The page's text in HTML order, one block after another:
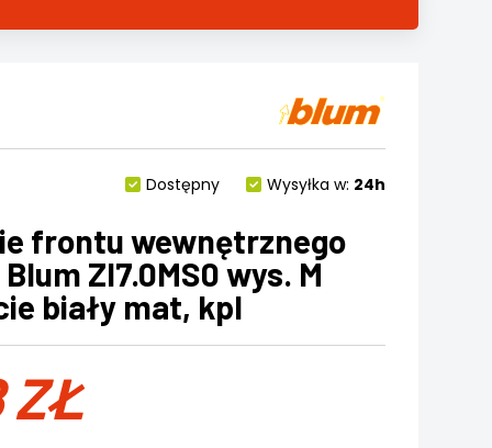
Dostępny Wysyłka w: 24h
frontu wewnętrznego
ZI7.0MS0 wys. M
biały mat, kpl
ZŁ